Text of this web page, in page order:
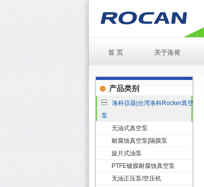
首 页 关于洛肯
产品类别
洛科仪器|台湾洛科Rocker真空
泵
无油式真空泵
耐腐蚀真空泵|隔膜泵
旋片式油泵
PTFE镀膜耐腐蚀真空泵
无油正压泵/空压机